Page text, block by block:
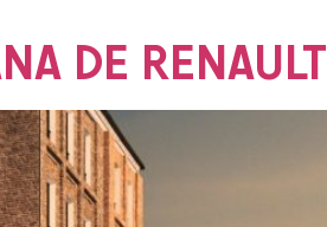
DE RENAULT